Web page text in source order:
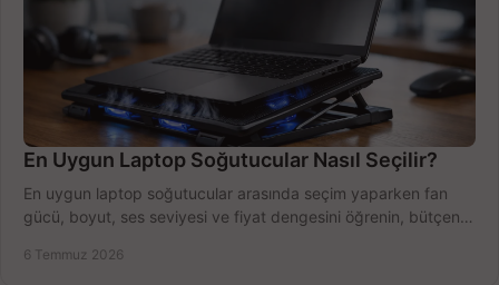
En Uygun Laptop Soğutucular Nasıl Seçilir?
En uygun laptop soğutucular arasında seçim yaparken fan
gücü, boyut, ses seviyesi ve fiyat dengesini öğrenin, bütçenizi
6 Temmuz 2026